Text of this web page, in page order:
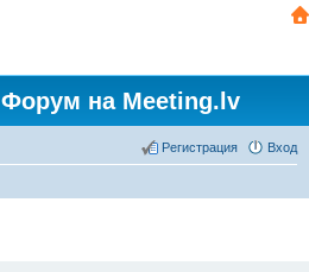
на Meeting.lv
Вход
Регистрация